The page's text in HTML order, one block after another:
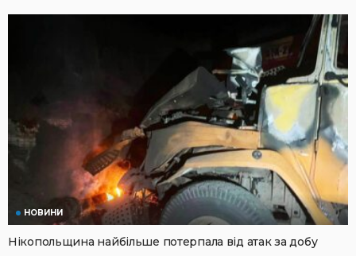
НОВИНИ
Нікопольщина найбільше потерпала від атак за добу